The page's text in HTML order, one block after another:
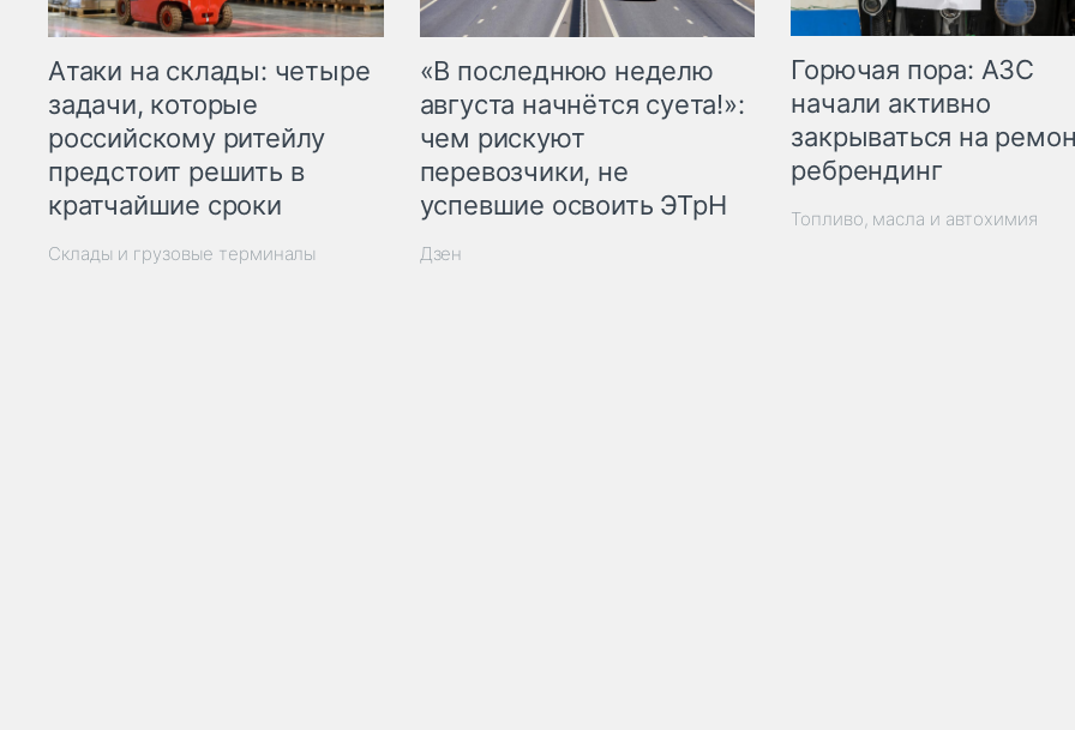
Атаки на склады: четыре
задачи, которые
российскому ритейлу
предстоит решить в
кратчайшие сроки
Склады и грузовые терминалы
«В последнюю неделю
августа начнётся суета!»:
чем рискуют
перевозчики, не
успевшие освоить ЭТрН
Дзен
Горючая пора: АЗС
начали активно
закрываться на
ребрендинг
Топливо, масла и автохимия